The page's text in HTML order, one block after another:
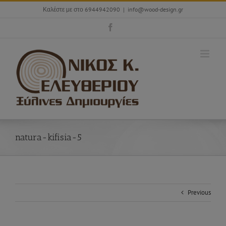
Skip
Καλέστε με στο 6944942090 | info@wood-design.gr
natura-kifisia-5
Previous